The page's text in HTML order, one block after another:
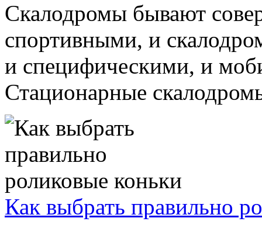
Скалодромы бывают
спортивными, и
и специфическими, и
Стационарные
Как выбрать правильно